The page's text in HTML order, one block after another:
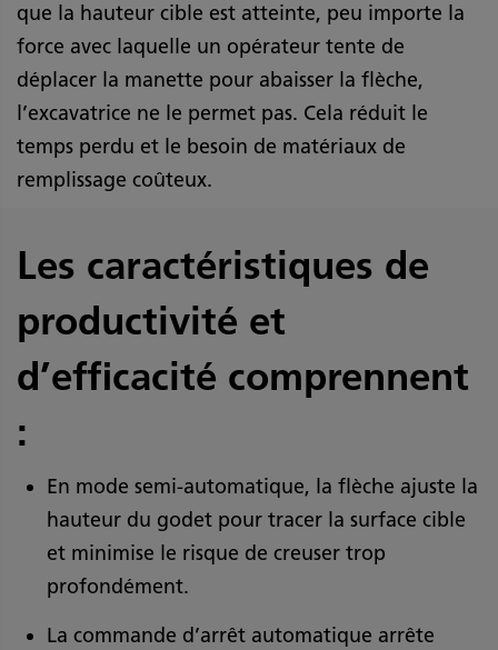
que la hauteur cible est atteinte, peu importe la
force avec laquelle un opérateur tente de
déplacer la manette pour abaisser la flèche,
l’excavatrice ne le permet pas. Cela réduit le
temps perdu et le besoin de matériaux de
remplissage coûteux.
Les caractéristiques de
productivité et
d’efficacité comprennent
:
En mode semi-automatique, la flèche ajuste la
hauteur du godet pour tracer la surface cible
et minimise le risque de creuser trop
profondément.
La commande d’arrêt automatique arrête